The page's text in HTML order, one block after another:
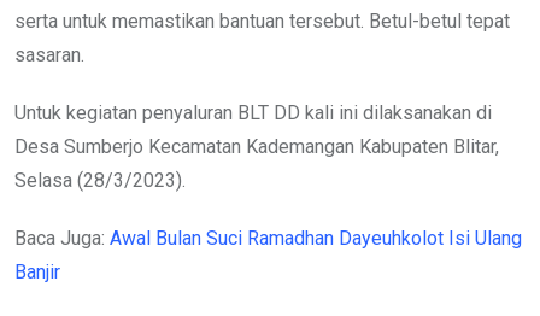
serta untuk memastikan bantuan tersebut. Betul-betul tepat
sasaran.
Untuk kegiatan penyaluran BLT DD kali ini dilaksanakan di
Desa Sumberjo Kecamatan Kademangan Kabupaten Blitar,
Selasa (28/3/2023).
Baca Juga: Awal Bulan Suci Ramadhan Dayeuhkolot Isi Ulang
Banjir